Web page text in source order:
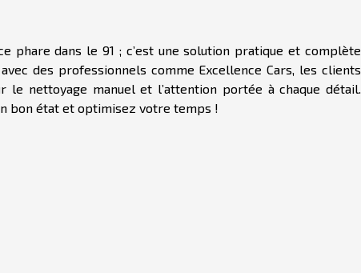
phare dans le 91 ; c’est une solution pratique et complète
des professionnels comme Excellence Cars, les clients
le nettoyage manuel et l’attention portée à chaque détail.
bon état et optimisez votre temps !